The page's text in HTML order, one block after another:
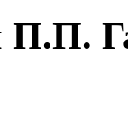
П.П.